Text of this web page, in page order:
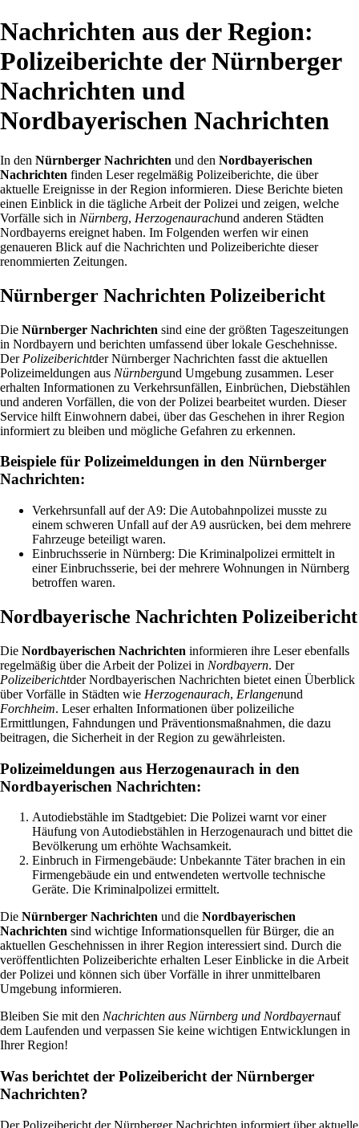
Nachrichten aus der Region:
Polizeiberichte der Nürnberger
Nachrichten und
Nordbayerischen Nachrichten
In den Nürnberger Nachrichten und den Nordbayerischen
Nachrichten finden Leser regelmäßig Polizeiberichte, die über
aktuelle Ereignisse in der Region informieren. Diese Berichte bieten
einen Einblick in die tägliche Arbeit der Polizei und zeigen, welche
Vorfälle sich in Nürnberg, Herzogenaurachund anderen Städten
Nordbayerns ereignet haben. Im Folgenden werfen wir einen
genaueren Blick auf die Nachrichten und Polizeiberichte dieser
renommierten Zeitungen.
Nürnberger Nachrichten Polizeibericht
Die Nürnberger Nachrichten sind eine der größten Tageszeitungen
in Nordbayern und berichten umfassend über lokale Geschehnisse.
Der Polizeiberichtder Nürnberger Nachrichten fasst die aktuellen
Polizeimeldungen aus Nürnbergund Umgebung zusammen. Leser
erhalten Informationen zu Verkehrsunfällen, Einbrüchen, Diebstählen
und anderen Vorfällen, die von der Polizei bearbeitet wurden. Dieser
Service hilft Einwohnern dabei, über das Geschehen in ihrer Region
informiert zu bleiben und mögliche Gefahren zu erkennen.
Beispiele für Polizeimeldungen in den Nürnberger
Nachrichten:
Verkehrsunfall auf der A9: Die Autobahnpolizei musste zu
einem schweren Unfall auf der A9 ausrücken, bei dem mehrere
Fahrzeuge beteiligt waren.
Einbruchsserie in Nürnberg: Die Kriminalpolizei ermittelt in
einer Einbruchsserie, bei der mehrere Wohnungen in Nürnberg
betroffen waren.
Nordbayerische Nachrichten Polizeibericht
Die Nordbayerischen Nachrichten informieren ihre Leser ebenfalls
regelmäßig über die Arbeit der Polizei in Nordbayern. Der
Polizeiberichtder Nordbayerischen Nachrichten bietet einen Überblick
über Vorfälle in Städten wie Herzogenaurach, Erlangenund
Forchheim. Leser erhalten Informationen über polizeiliche
Ermittlungen, Fahndungen und Präventionsmaßnahmen, die dazu
beitragen, die Sicherheit in der Region zu gewährleisten.
Polizeimeldungen aus Herzogenaurach in den
Nordbayerischen Nachrichten:
Autodiebstähle im Stadtgebiet: Die Polizei warnt vor einer
Häufung von Autodiebstählen in Herzogenaurach und bittet die
Bevölkerung um erhöhte Wachsamkeit.
Einbruch in Firmengebäude: Unbekannte Täter brachen in ein
Firmengebäude ein und entwendeten wertvolle technische
Geräte. Die Kriminalpolizei ermittelt.
Die Nürnberger Nachrichten und die Nordbayerischen
Nachrichten sind wichtige Informationsquellen für Bürger, die an
aktuellen Geschehnissen in ihrer Region interessiert sind. Durch die
veröffentlichten Polizeiberichte erhalten Leser Einblicke in die Arbeit
der Polizei und können sich über Vorfälle in ihrer unmittelbaren
Umgebung informieren.
Bleiben Sie mit den Nachrichten aus Nürnberg und Nordbayernauf
dem Laufenden und verpassen Sie keine wichtigen Entwicklungen in
Ihrer Region!
Was berichtet der Polizeibericht der Nürnberger
Nachrichten?
Der Polizeibericht der Nürnberger Nachrichten informiert über aktuelle